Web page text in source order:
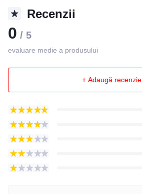
Recenzii
0 / 5
evaluare medie a produsului
+ Adaugă recenzie